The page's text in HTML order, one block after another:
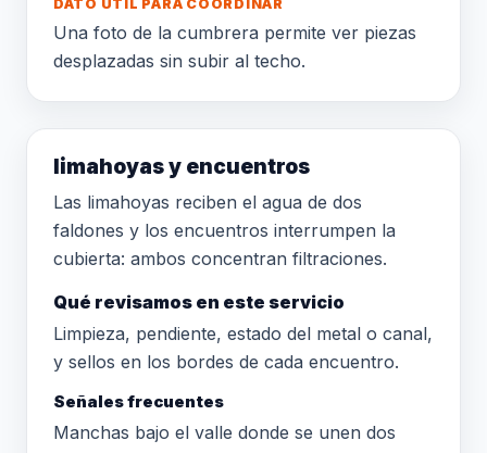
DATO ÚTIL PARA COORDINAR
Una foto de la cumbrera permite ver piezas
desplazadas sin subir al techo.
limahoyas y encuentros
Las limahoyas reciben el agua de dos
faldones y los encuentros interrumpen la
cubierta: ambos concentran filtraciones.
Qué revisamos en este servicio
Limpieza, pendiente, estado del metal o canal,
y sellos en los bordes de cada encuentro.
Señales frecuentes
Manchas bajo el valle donde se unen dos